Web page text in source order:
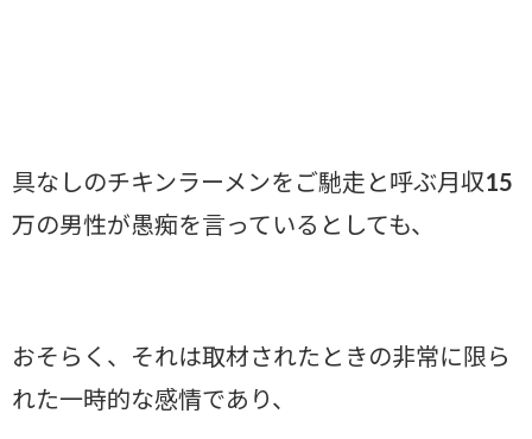
具なしのチキンラーメンをご馳走と呼ぶ月収15
万の男性が愚痴を言っているとしても、
おそらく、それは取材されたときの非常に限ら
れた一時的な感情であり、